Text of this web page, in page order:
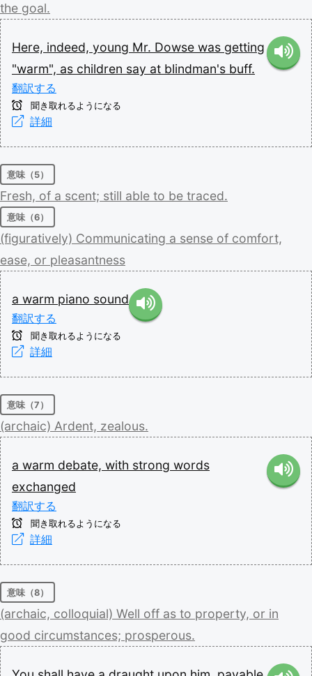
the goal.
Here, indeed, young Mr. Dowse was getting
"warm", as children say at blindman's buff.
翻訳する
聞き取れるようになる
詳細
意味（5）
Fresh, of a scent; still able to be traced.
意味（6）
(figuratively) Communicating a sense of comfort,
ease, or pleasantness
a warm piano sound
翻訳する
聞き取れるようになる
詳細
意味（7）
(archaic) Ardent, zealous.
a warm debate, with strong words
exchanged
翻訳する
聞き取れるようになる
詳細
意味（8）
(archaic, colloquial) Well off as to property, or in
good circumstances; prosperous.